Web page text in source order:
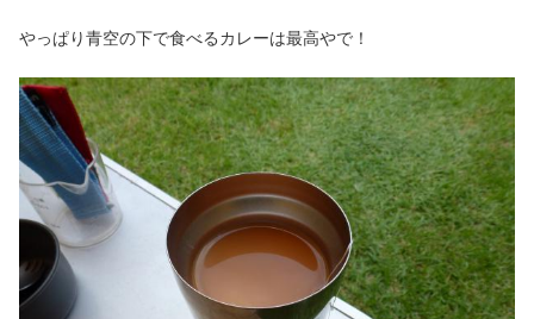
やっぱり青空の下で食べるカレーは最高やで！